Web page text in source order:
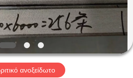
ανοξείδωτο